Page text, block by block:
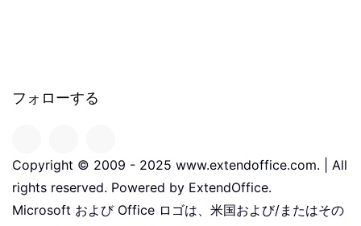
フォローする
Copyright © 2009 - 2025 www.extendoffice.com. | All
rights reserved. Powered by ExtendOffice.
Microsoft および Office ロゴは、米国および/またはその